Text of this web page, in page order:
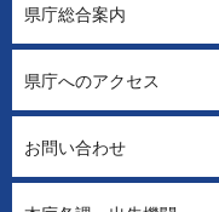
県庁総合案内
県庁へのアクセス
お問い合わせ